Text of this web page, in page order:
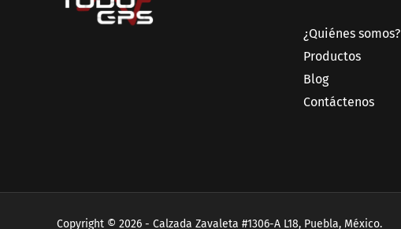
¿Quiénes somos?
Productos
Blog
Contáctenos
Copyright © 2026 - Calzada Zavaleta #1306-A L18, Puebla, México.